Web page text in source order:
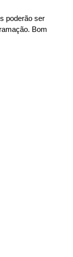
poderão ser
Bom